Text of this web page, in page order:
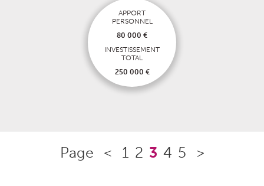
APPORT
PERSONNEL
80 000 €
INVESTISSEMENT
TOTAL
250 000 €
Page < 1 2 3 4 5 >